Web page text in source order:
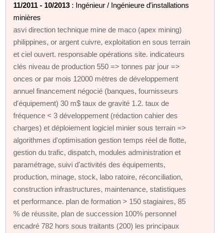
11/2011 - 10/2013 : Ingénieur / Ingénieure d'installations
minières
asvi direction technique mine de maco (apex mining)
philippines, or argent cuivre, exploitation en sous terrain
et ciel ouvert. responsable opérations site. indicateurs
clés niveau de production 550 => tonnes par jour =>
onces or par mois 12000 mètres de développement
annuel financement négocié (banques, fournisseurs
d'équipement) 30 m$ taux de gravité 1.2. taux de
fréquence < 3 développement (rédaction cahier des
charges) et déploiement logiciel minier sous terrain =>
algorithmes d'optimisation gestion temps réel de flotte,
gestion du trafic, dispatch, modules administration et
paramétrage, suivi d'activités des équipements,
production, minage, stock, labo ratoire, réconciliation,
construction infrastructures, maintenance, statistiques
et performance. plan de formation > 150 stagiaires, 85
% de réussite, plan de succession 100% personnel
encadré 782 hors sous traitants (200) les principaux